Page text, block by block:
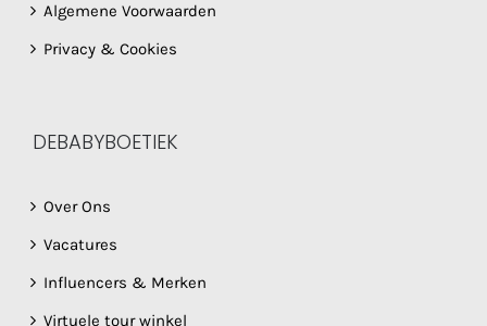
Algemene Voorwaarden
Privacy & Cookies
DEBABYBOETIEK
Over Ons
Vacatures
Influencers & Merken
Virtuele tour winkel